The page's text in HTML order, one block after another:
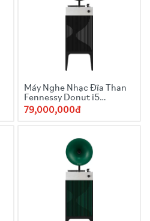
Máy Nghe Nhạc Đĩa Than
Fennessy Donut i5
Quicksand 2025 Black
79,000,000đ